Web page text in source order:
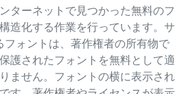
ターネットで見つかった無料のフ
造化する作業を行っています。サ
フォントは、著作権者の所有物で
護されたフォントを無料として適
ません。フォントの横に表示され